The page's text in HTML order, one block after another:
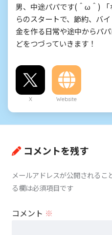
男、中途パパです(＾ω＾)
らのスタートで、節約、バ
金を作る日常や途中からパ
どをつづっていきます！
X Website
コメントを残す
メールアドレスが公開されるこ
る欄は必須項目です
コメント ※